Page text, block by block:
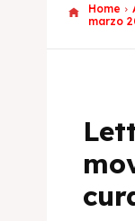
Home
marzo